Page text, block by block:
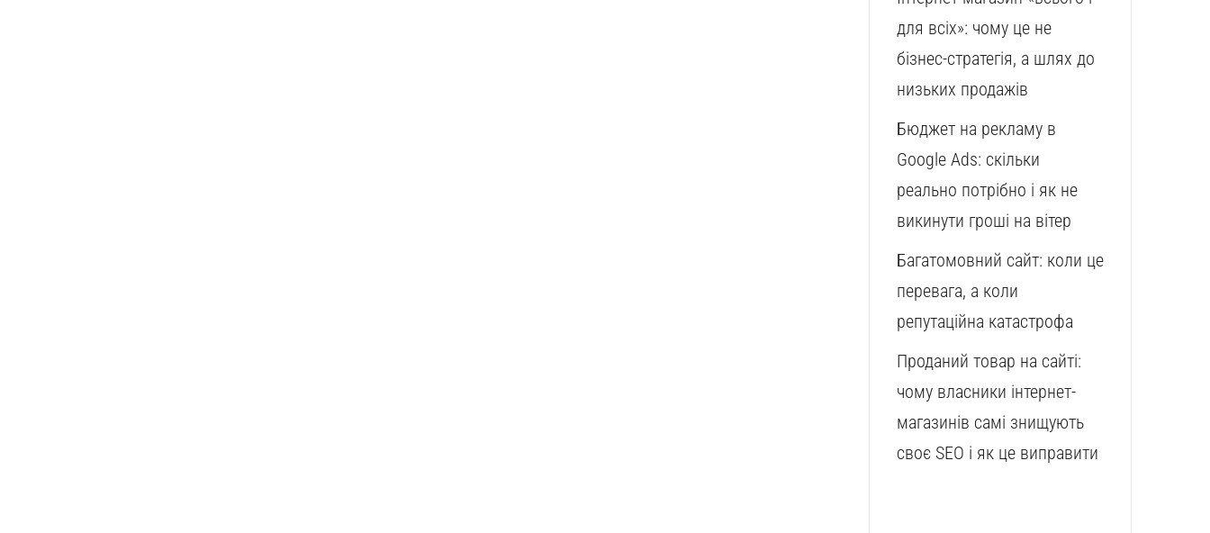
для всіх»: чому це не
бізнес-стратегія, а шлях до
низьких продажів
Бюджет на рекламу в
Google Ads: скільки
реально потрібно і як не
викинути гроші на вітер
Багатомовний сайт: коли це
перевага, а коли
репутаційна катастрофа
Проданий товар на сайті:
чому власники інтернет-
магазинів самі знищують
своє SEO і як це виправити